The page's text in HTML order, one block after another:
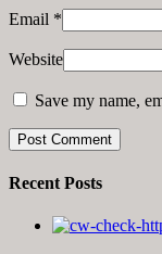
Email *
Website
Save my name,
Recent Posts